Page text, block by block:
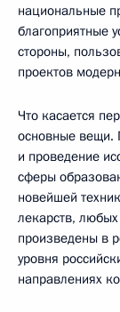
национальные
благоприятные
стороны,
проектов
Что касается
основные вещи.
и проведение
сферы
новейшей
лекарств, любых
произведены в
уровня
направлениях